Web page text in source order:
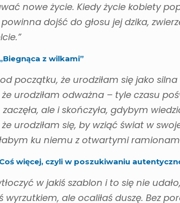
nowe życie. Kiedy życie kobiety
dojść do głosu jej dzika,
z wilkami”
początku, że urodziłam się jako
urodziłam odważna – tyle czasu
ale i skończyła, gdybym
urodziłam się, by wziąć świat w
ku niemu z otwartymi
więcej, czyli w poszukiwaniu
w jakiś szablon i to się nie
wyrzutkiem, ale ocaliłaś duszę. Bez